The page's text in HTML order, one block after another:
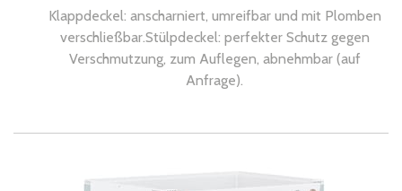
Klappdeckel: anscharniert, umreifbar und mit Plomben
verschließbar.Stülpdeckel: perfekter Schutz gegen
Verschmutzung, zum Auflegen, abnehmbar (auf
Anfrage).